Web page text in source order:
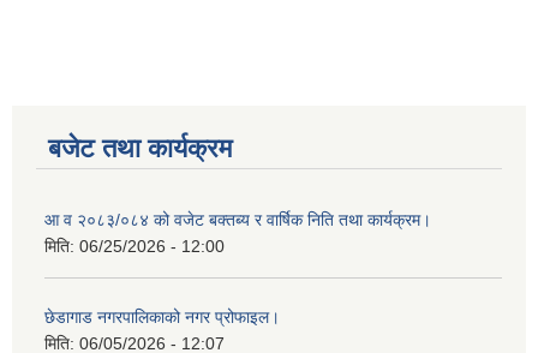
बजेट तथा कार्यक्रम
आ व २०८३/०८४ को वजेट बक्तब्य र वार्षिक निति तथा कार्यक्रम।
मिति: 06/25/2026 - 12:00
छेडागाड नगरपालिकाको नगर प्रोफाइल।
मिति: 06/05/2026 - 12:07